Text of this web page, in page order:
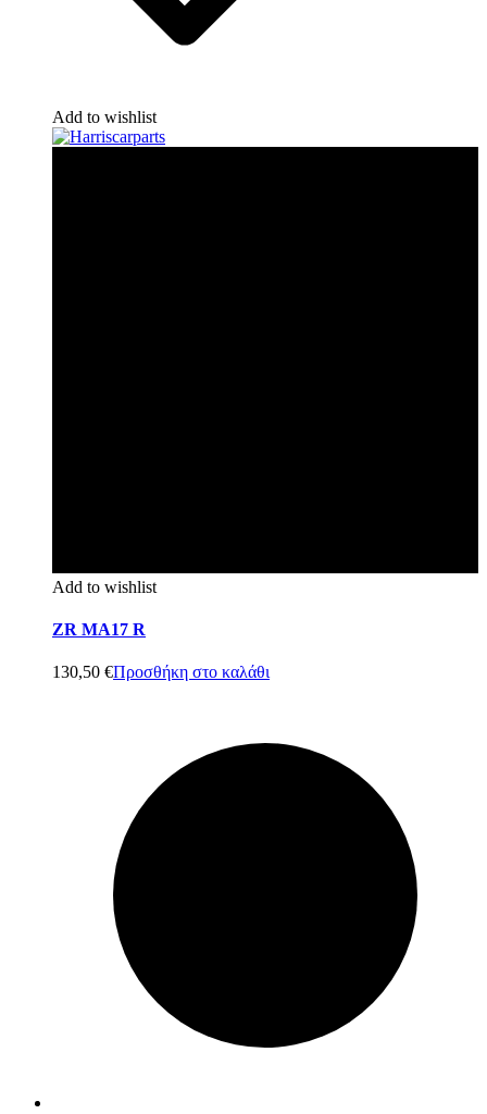
Add to wishlist
Add to wishlist
ZR MA17 R
130,50 €Προσθήκη στο καλάθι